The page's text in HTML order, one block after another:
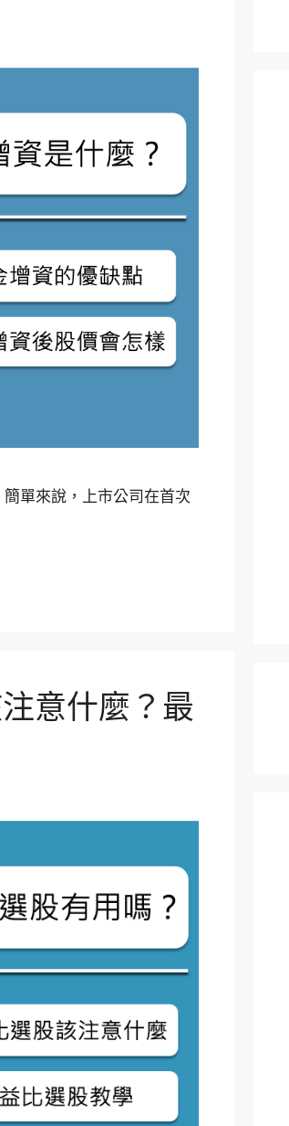
單來說，上市公司在首次
意什麼？最